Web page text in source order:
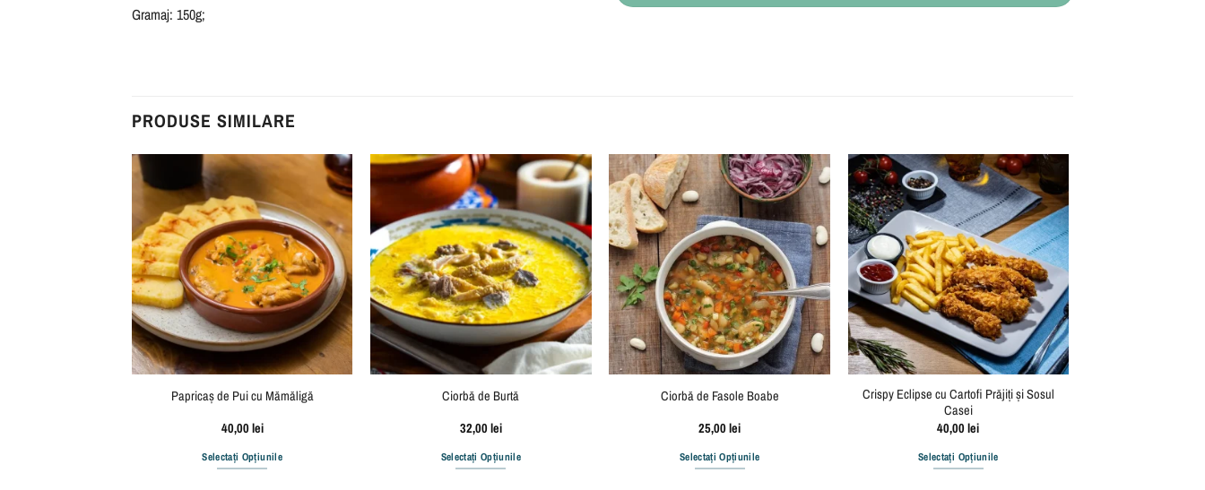
Gramaj: 150g;
PRODUSE SIMILARE
Papricaș de Pui cu Mămăligă
40,00lei
Selectați Opțiunile
Ciorbă de Burtă
32,00lei
Selectați Opțiunile
Ciorbă de Fasole Boabe
25,00lei
Selectați Opțiunile
Crispy Eclipse cu Cartofi Prăjiți și Sosul
Casei
40,00lei
Selectați Opțiunile